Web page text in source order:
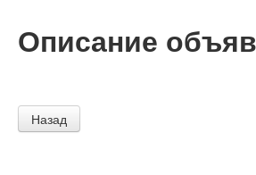
Описание
Назад